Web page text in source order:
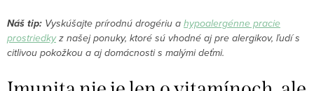
Náš tip: Vyskúšajte prírodnú drogériu ahypoalergénne pracie
prostriedkyz našej ponuky, ktoré sú vhodné aj pre alergikov, ľudí s
citlivou pokožkou a aj domácnosti s malými deťmi.